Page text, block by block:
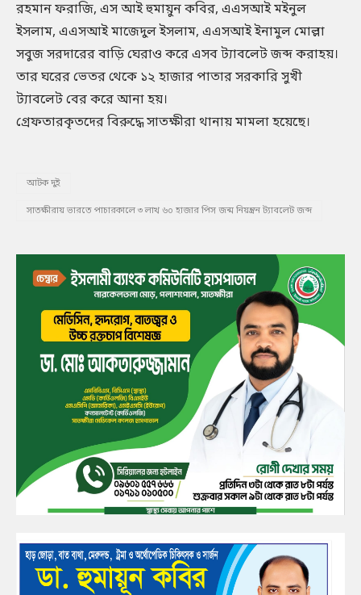
রহমান ফরাজি, এস আই হুমায়ুন কবির, এএসআই মইনুল
ইসলাম, এএসআই মাজেদুল ইসলাম, এএসআই ইনামুল মোল্লা
সবুজ সরদারের বাড়ি ঘেরাও করে এসব ট্যাবলেট জব্দ করাহয়।
তার ঘরের ভেতর থেকে ১২ হাজার পাতার সরকারি সুখী
ট্যাবলেট বের করে আনা হয়।
গ্রেফতারকৃতদের বিরুদ্ধে সাতক্ষীরা থানায় মামলা হয়েছে।
আটক দুই
সাতক্ষীরায় ভারতে পাচারকালে ৩ লাখ ৬০ হাজার পিস জন্ম নিয়ন্ত্রন ট্যাবলেট জব্দ